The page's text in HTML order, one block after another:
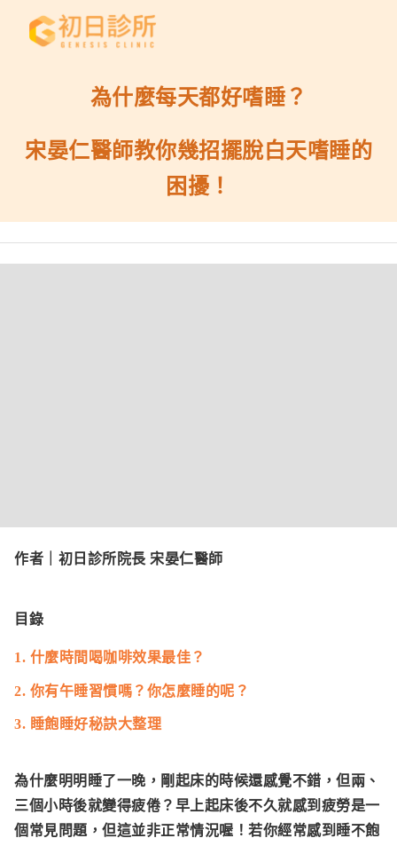
為什麼每天都好嗜睡？
宋晏仁醫師教你幾招擺脫白天嗜睡的
困擾！
作者｜ 初日診所院長 宋晏仁醫師
目錄
1. 什麼時間喝咖啡效果最佳？
2. 你有午睡習慣嗎？你怎麼睡的呢？
3. 睡飽睡好秘訣大整理
為什麼明明睡了一晚，剛起床的時候還感覺不錯，但兩、
三個小時後就變得疲倦？早上起床後不久就感到疲勞是一
個常見問題，但這並非正常情況喔！若你經常感到睡不飽